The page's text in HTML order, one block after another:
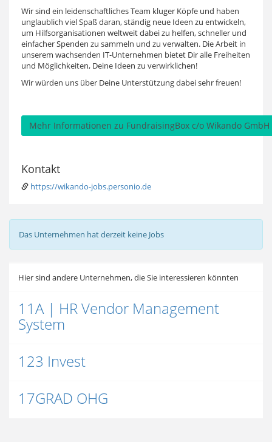
Wir sind ein leidenschaftliches Team kluger Köpfe und haben
unglaublich viel Spaß daran, ständig neue Ideen zu entwickeln,
um Hilfsorganisationen weltweit dabei zu helfen, schneller und
einfacher Spenden zu sammeln und zu verwalten. Die Arbeit in
unserem wachsenden IT-Unternehmen bietet Dir alle Freiheiten
und Möglichkeiten, Deine Ideen zu verwirklichen!
Wir würden uns über Deine Unterstützung dabei sehr freuen!
Mehr Informationen zu FundraisingBox c/o Wikando
Kontakt
https://wikando-jobs.personio.de
Das Unternehmen hat derzeit keine Jobs
Hier sind andere Unternehmen, die Sie interessieren könnten
11A | HR Vendor Management
System
123 Invest
17GRAD OHG